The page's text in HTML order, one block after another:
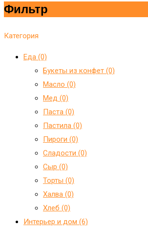
Фильтр
Категория
Еда (0)
Букеты из конфет (0)
Масло (0)
Мед (0)
Паста (0)
Пастила (0)
Пироги (0)
Сладости (0)
Сыр (0)
Торты (0)
Халва (0)
Хлеб (0)
Интерьер и дом (6)